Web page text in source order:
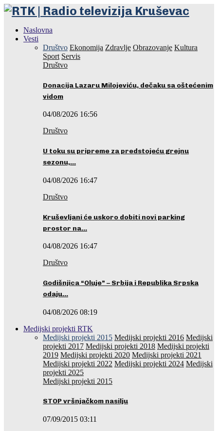
Naslovna
Vesti
Društvo Ekonomija Zdravlje Obrazovanje Kultura
Sport Servis
Društvo
Donacija Lazaru Milojeviću, dečaku sa oštećenim
vidom
04/08/2026 16:56
Društvo
U toku su pripreme za predstojeću grejnu
sezonu,…
04/08/2026 16:47
Društvo
Kruševljani će uskoro dobiti novi parking
prostor na…
04/08/2026 16:47
Društvo
Godišnjica “Oluje” – Srbija i Republika Srpska
odaju…
04/08/2026 08:19
Medijski projekti RTK
Medijski projekti 2015 Medijski projekti 2016 Medijski
projekti 2017 Medijski projekti 2018 Medijski projekti
2019 Medijski projekti 2020 Medijski projekti 2021
Medijski projekti 2022 Medijski projekti 2024 Medijski
projekti 2025
Medijski projekti 2015
STOP vršnjačkom nasilju
07/09/2015 03:11